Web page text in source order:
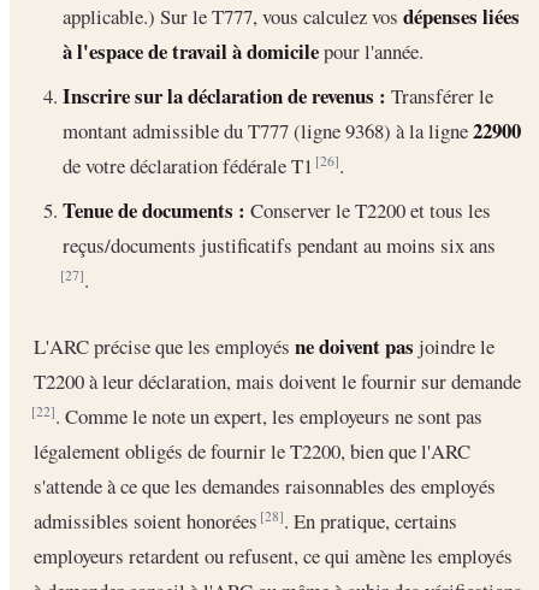
applicable.) Sur le T777, vous calculez vos dépenses liées
à l'espace de travail à domicilepour l'année.
Inscrire sur la déclaration de revenus : Transférer le
montant admissible du T777 (ligne 9368) à la ligne22900
de votre déclaration fédérale T1[26].
Tenue de documents : Conserver le T2200 et tous les
reçus/documents justificatifs pendant au moins six ans
[27].
L'ARC précise que les employés ne doivent pas joindre le
T2200 à leur déclaration, mais doivent le fournir sur demande
[22]. Comme le note un expert, les employeurs ne sont pas
légalement obligés de fournir le T2200, bien que l'ARC
s'attende à ce que les demandes raisonnables des employés
admissibles soient honorées[28]. En pratique, certains
employeurs retardent ou refusent, ce qui amène les employés